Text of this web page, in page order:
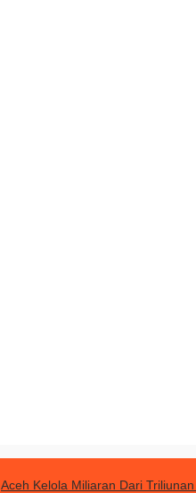
Aceh Kelola Miliaran Dari